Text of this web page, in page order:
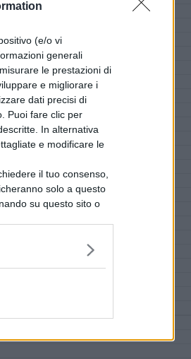
(e/o vi
generali
le prestazioni di
e migliorare i
dati precisi di
Puoi fare clic per
In alternativa
e modificare le
il tuo consenso,
solo a questo
su questo sito o